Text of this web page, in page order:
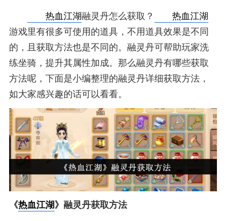
热血江湖融灵丹怎么获取？
热血江湖
游戏里有很多可使用的道具，不用道具效果是不同
的，且获取方法也是不同的。融灵丹可帮助玩家洗
练坐骑，提升其属性加成。那么融灵丹有哪些获取
方法呢，下面是小编整理的融灵丹详细获取方法，
如大家感兴趣的话可以看看。
《热血江湖》融灵丹获取方法